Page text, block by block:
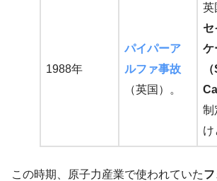
1988年
パイパーア
ルファ事故
（英国）。
英
セ
ケ
制
け
この時期、原子力産業で使われていた